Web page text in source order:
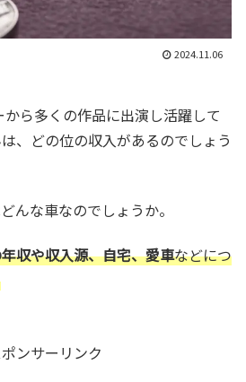
2024.11.06
ら多くの作品に出演し活躍して
、どの位の収入があるのでしょう
んな車なのでしょうか。
収や収入源、自宅、愛車などにつ
ンサーリンク